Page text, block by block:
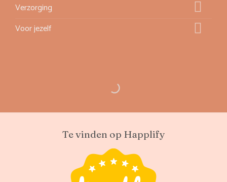
Verzorging
Voor jezelf
Te vinden op Happlify